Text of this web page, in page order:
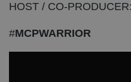
HOST / CO-
#MCPWARRIOR